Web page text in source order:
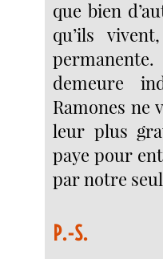
que bien
qu’ils
demeure
Ramones ne
leur plus
paye pour
par notre
P.-S.